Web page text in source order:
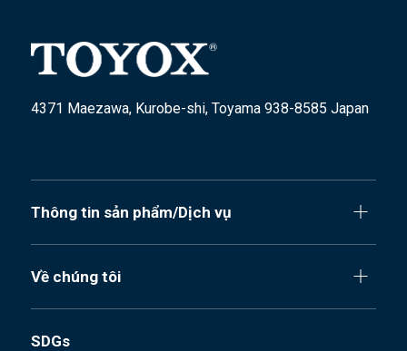
4371 Maezawa, Kurobe-shi, Toyama 938-8585 Japan
Thông tin sản phẩm/Dịch vụ
Về chúng tôi
SDGs